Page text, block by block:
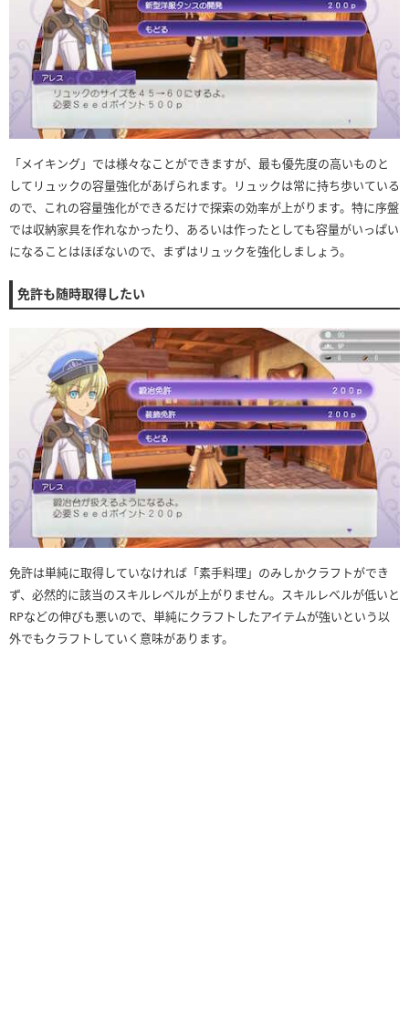
「メイキング」では様々なことができますが、最も優先度の高いものと
してリュックの容量強化があげられます。リュックは常に持ち歩いている
ので、これの容量強化ができるだけで探索の効率が上がります。特に序盤
では収納家具を作れなかったり、あるいは作ったとしても容量がいっぱい
になることはほぼないので、まずはリュックを強化しましょう。
免許も随時取得したい
免許は単純に取得していなければ「素手料理」のみしかクラフトができ
ず、必然的に該当のスキルレベルが上がりません。スキルレベルが低いと
RPなどの伸びも悪いので、単純にクラフトしたアイテムが強いという以
外でもクラフトしていく意味があります。